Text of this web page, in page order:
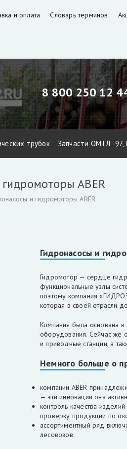
и оплата Словарь терминов
8 800 250 12
трубок
Запчасти ОМТЛ -
для гидроманипуляторов
Коробка отбора мощности КАМАЗ и
ABER
и гидромоторы ABER
Гидронасосы и
Гидромотор — сердце
функциональные узлы
поэтому компания
которая в своей отрасли
Компания была основана
оборудования. Сейчас же
и приводные станции, а
Немного больше о
компании ABER
— эти инновации она
контроль качества
проверку продукции по
ассортиментный ряд
лесовозов.